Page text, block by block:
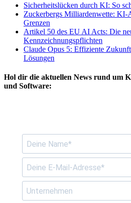
Sicherheitslücken durch KI: So
Zuckerbergs Milliardenwette: KI-
Grenzen
Artikel 50 des EU AI Acts: Die
Kennzeichnungspflichten
Claude Opus 5: Effiziente
Lösungen
Hol dir die aktuellen News rund um
und Software: